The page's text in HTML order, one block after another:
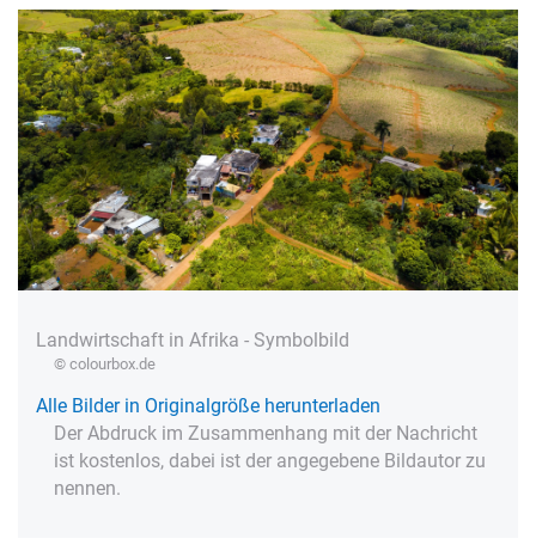
Landwirtschaft in Afrika - Symbolbild
© colourbox.de
Alle Bilder in Originalgröße herunterladen
Der Abdruck im Zusammenhang mit der Nachricht
ist kostenlos, dabei ist der angegebene Bildautor zu
nennen.